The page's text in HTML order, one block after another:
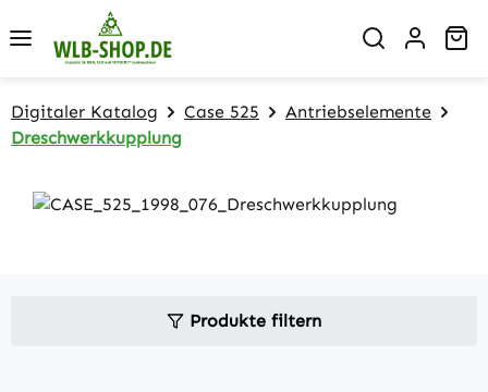
Zum Hauptinhalt springen
Digitaler Katalog Case 525
Antriebselemente
Dreschwerkkupplung
Produkte filtern